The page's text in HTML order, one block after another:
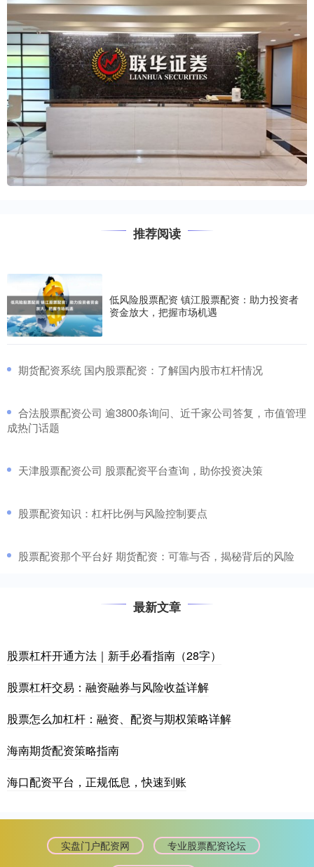
推荐阅读
低风险股票配资 镇江股票配资：助力投资者
资金放大，把握市场机遇
​期货配资系统 国内股票配资：了解国内股市杠杆情况
​合法股票配资公司 逾3800条询问、近千家公司答复，市值管理
成热门话题
​天津股票配资公司 股票配资平台查询，助你投资决策
​股票配资知识：杠杆比例与风险控制要点
​股票配资那个平台好 期货配资：可靠与否，揭秘背后的风险
最新文章
股票杠杆开通方法｜新手必看指南（28字）
股票杠杆交易：融资融券与风险收益详解
股票怎么加杠杆：融资、配资与期权策略详解
海南期货配资策略指南
海口配资平台，正规低息，快速到账
实盘门户配资网
专业股票配资论坛